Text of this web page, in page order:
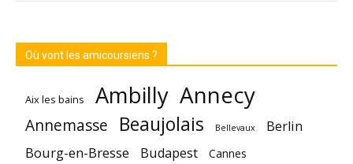
Où vont les amicoursiens ?
Aix les bains Ambilly Annecy
Annemasse Beaujolais Bellevaux Berlin
Bourg-en-Bresse Budapest Cannes